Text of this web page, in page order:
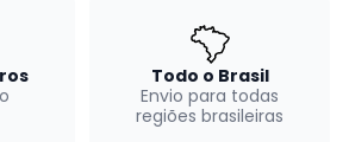
Todo o Brasil
Envio para todas
regiões brasileiras